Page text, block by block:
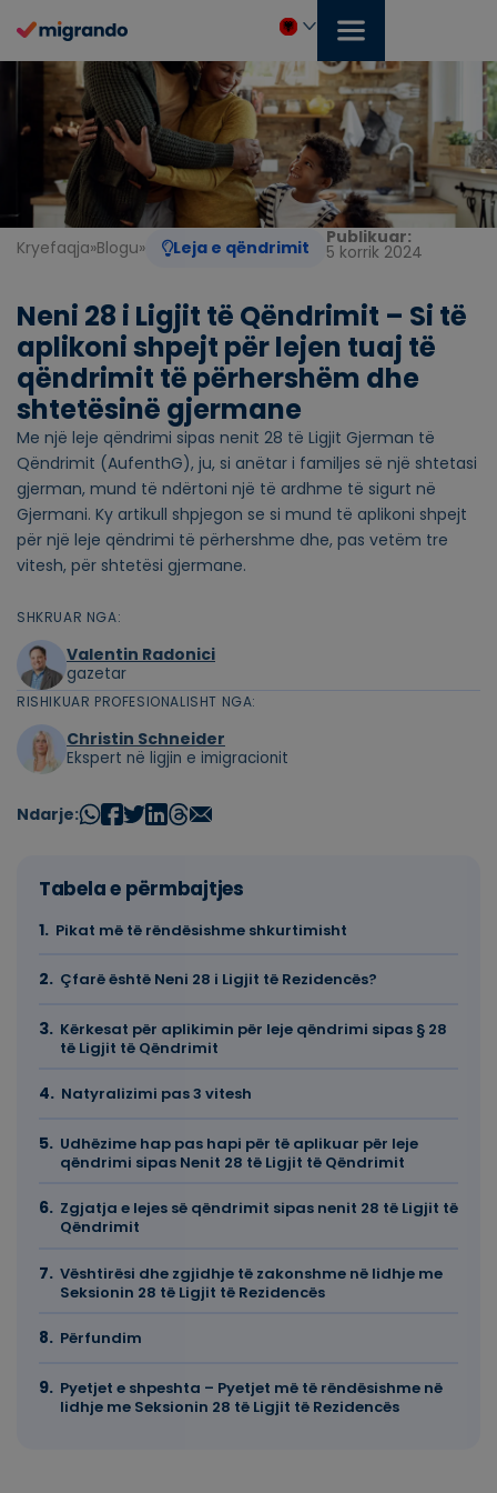
përmbajtja
Shqip
Kryefaqja»Blogu» Leja e qëndrimit Publikuar:
5 korrik 2024
Neni 28 i Ligjit të Qëndrimit – Si të
aplikoni shpejt për lejen tuaj të
qëndrimit të përhershëm dhe
shtetësinë gjermane
Me një leje qëndrimi sipas nenit 28 të Ligjit Gjerman të
Qëndrimit (AufenthG), ju, si anëtar i familjes së një shtetasi
gjerman, mund të ndërtoni një të ardhme të sigurt në
Gjermani. Ky artikull shpjegon se si mund të aplikoni shpejt
për një leje qëndrimi të përhershme dhe, pas vetëm tre
vitesh, për shtetësi gjermane.
SHKRUAR NGA:
Valentin Radonici
gazetar
RISHIKUAR PROFESIONALISHT NGA:
Christin Schneider
Ekspert në ligjin e imigracionit
Ndarje:
Tabela e përmbajtjes
Pikat më të rëndësishme shkurtimisht
Çfarë është Neni 28 i Ligjit të Rezidencës?
Kërkesat për aplikimin për leje qëndrimi sipas § 28
të Ligjit të Qëndrimit
Natyralizimi pas 3 vitesh
Udhëzime hap pas hapi për të aplikuar për leje
qëndrimi sipas Nenit 28 të Ligjit të Qëndrimit
Zgjatja e lejes së qëndrimit sipas nenit 28 të Ligjit të
Qëndrimit
Vështirësi dhe zgjidhje të zakonshme në lidhje me
Seksionin 28 të Ligjit të Rezidencës
Përfundim
Pyetjet e shpeshta – Pyetjet më të rëndësishme në
lidhje me Seksionin 28 të Ligjit të Rezidencës